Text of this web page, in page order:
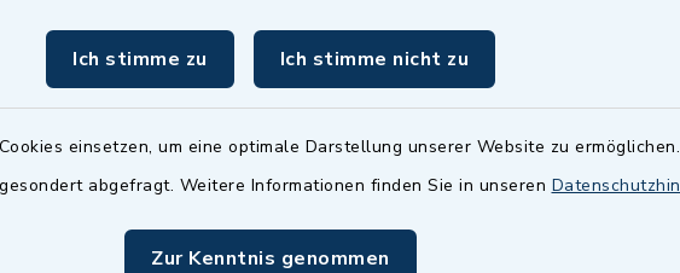
Ich stimme zu Ich stimme nicht zu
einsetzen, um eine optimale Darstellung unserer Website zu
abgefragt. Weitere Informationen finden Sie in unseren
Zur Kenntnis genommen
Termine sind
fragen Sie den
Sachbearbeiter)